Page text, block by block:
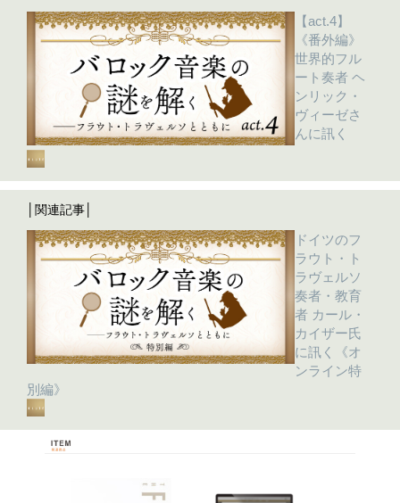
【act.4】
《番外編》
世界的フル
ート奏者 ヘ
ンリック・
ヴィーゼさ
んに訊く
│関連記事│
ドイツのフ
ラウト・ト
ラヴェルソ
奏者・教育
者 カール・
カイザー氏
に訊く《オ
ンライン特
別編》